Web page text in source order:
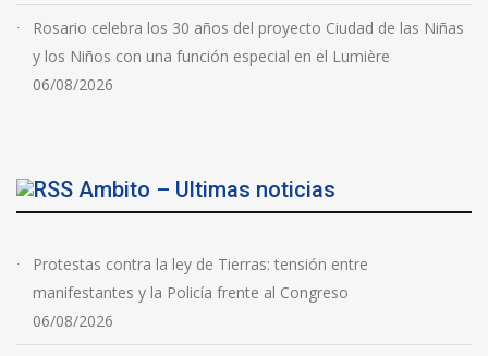
Rosario celebra los 30 años del proyecto Ciudad de las Niñas
y los Niños con una función especial en el Lumière
06/08/2026
Ambito – Ultimas noticias
Protestas contra la ley de Tierras: tensión entre
manifestantes y la Policía frente al Congreso
06/08/2026